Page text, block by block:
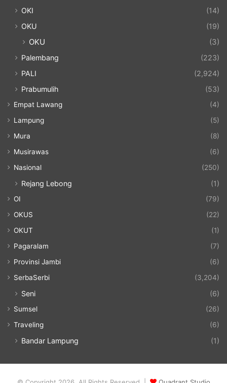
OKI
(14)
OKU
(19)
OKU (3)
Palembang
(223)
PALI
(2,924)
Prabumulih
(53)
Empat Lawang
(4)
Lampung
(5)
Mura
(8)
Musirawas
(6)
Nasional
(250)
Rejang Lebong (1)
OI
(79)
OKUS
(22)
OKUT
(1)
Pagaralam
(7)
Provinsi Jambi
(6)
SerbaSerbi
(3,204)
Seni (6)
Sumsel
(26)
Traveling
(6)
Bandar Lampung (1)